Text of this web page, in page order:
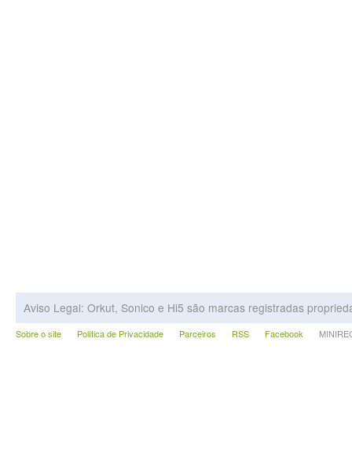
Aviso Legal: Orkut, Sonico e Hi5 são marcas registradas
Sobre o site Política de Privacidade Parceiros RSS Facebook